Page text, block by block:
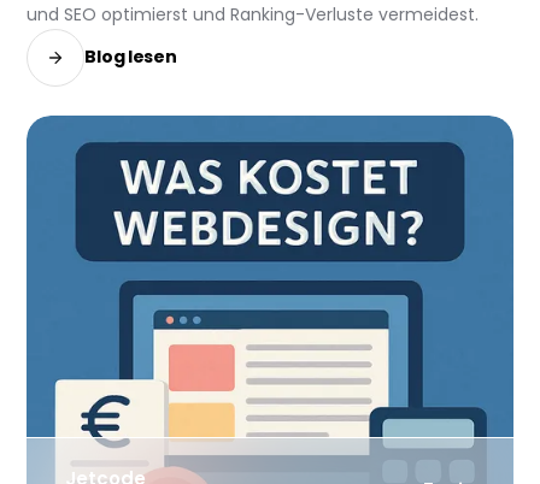
und SEO optimierst und Ranking-Verluste vermeidest.
Blog lesen
Jetcode